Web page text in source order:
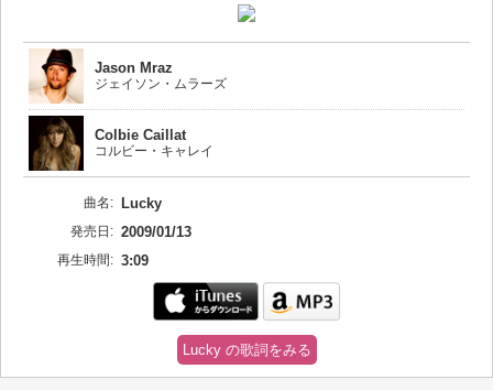
Jason Mraz
ジェイソン・ムラーズ
Colbie Caillat
コルビー・キャレイ
曲名: Lucky
発売日: 2009/01/13
再生時間: 3:09
Lucky の歌詞をみる